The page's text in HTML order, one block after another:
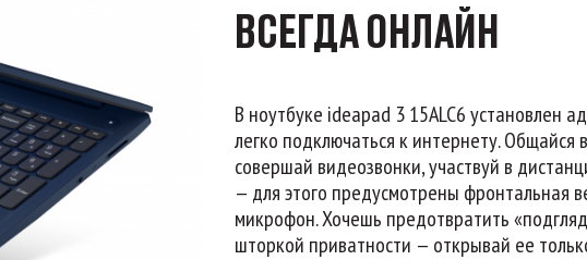
ВСЕГДА ОНЛАЙН
В ноутбуке ideapad 3 15ALC6 установлен
легко подключаться к интернету. Общайся
совершай видеозвонки, участвуй в
— для этого предусмотрены фронтальная
микрофон. Хочешь предотвратить
шторкой приватности — открывай ее